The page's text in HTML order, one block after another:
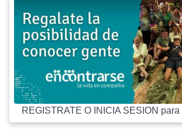
REGISTRATE O INICIA SESION